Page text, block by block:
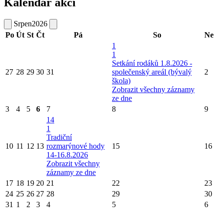
Kalendář akcí
Srpen2026
Po Út St Čt Pá So Ne
27 28 29 30 31
1
1
Setkání rodáků 1.8.2026 -
společenský areál (bývalý
škola)
Zobrazit všechny záznamy
ze dne
2
3 4 5 6 7 8 9
10 11 12 13
14
1
Tradiční
rozmarýnové hody
14-16.8.2026
Zobrazit všechny
záznamy ze dne
15 16
17 18 19 20 21 22
23
24 25 26 27 28 29
30
31 1 2 3 4 5 6